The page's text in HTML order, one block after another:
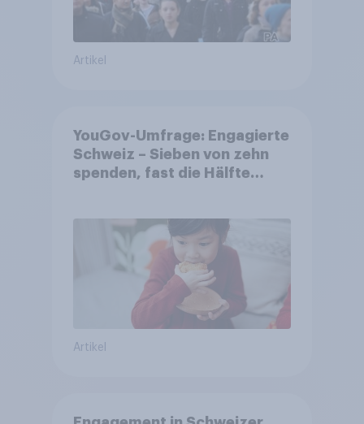
Artikel
YouGov-Umfrage: Engagierte
Schweiz – Sieben von zehn
spenden, fast die Hälfte
Artikel